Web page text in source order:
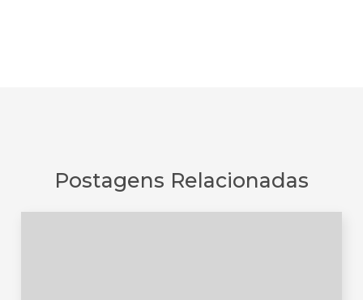
Postagens Relacionadas